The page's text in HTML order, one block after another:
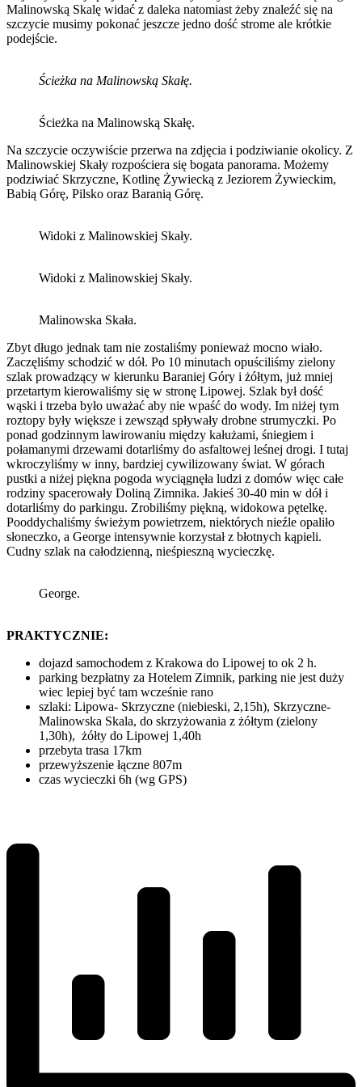
Malinowską Skalę widać z daleka natomiast żeby znaleźć się na
szczycie musimy pokonać jeszcze jedno dość strome ale krótkie
podejście.
Ścieżka na Malinowską Skałę.
Ścieżka na Malinowską Skałę.
Na szczycie oczywiście przerwa na zdjęcia i podziwianie okolicy. Z
Malinowskiej Skały rozpościera się bogata panorama. Możemy
podziwiać Skrzyczne, Kotlinę Żywiecką z Jeziorem Żywieckim,
Babią Górę, Pilsko oraz Baranią Górę.
Widoki z Malinowskiej Skały.
Widoki z Malinowskiej Skały.
Malinowska Skała.
Zbyt długo jednak tam nie zostaliśmy ponieważ mocno wiało.
Zaczęliśmy schodzić w dół. Po 10 minutach opuściliśmy zielony
szlak prowadzący w kierunku Baraniej Góry i żółtym, już mniej
przetartym kierowaliśmy się w stronę Lipowej. Szlak był dość
wąski i trzeba było uważać aby nie wpaść do wody. Im niżej tym
roztopy były większe i zewsząd spływały drobne strumyczki. Po
ponad godzinnym lawirowaniu między kałużami, śniegiem i
połamanymi drzewami dotarliśmy do asfaltowej leśnej drogi. I tutaj
wkroczyliśmy w inny, bardziej cywilizowany świat. W górach
pustki a niżej piękna pogoda wyciągnęła ludzi z domów więc całe
rodziny spacerowały Doliną Zimnika. Jakieś 30-40 min w dół i
dotarliśmy do parkingu. Zrobiliśmy piękną, widokowa pętelkę.
Pooddychaliśmy świeżym powietrzem, niektórych nieźle opaliło
słoneczko, a George intensywnie korzystał z błotnych kąpieli.
Cudny szlak na całodzienną, nieśpieszną wycieczkę.
George.
PRAKTYCZNIE:
dojazd samochodem z Krakowa do Lipowej to ok 2 h.
parking bezpłatny za Hotelem Zimnik, parking nie jest duży
wiec lepiej być tam wcześnie rano
szlaki: Lipowa- Skrzyczne (niebieski, 2,15h), Skrzyczne-
Malinowska Skala, do skrzyżowania z żółtym (zielony
1,30h), żółty do Lipowej 1,40h
przebyta trasa 17km
przewyższenie łączne 807m
czas wycieczki 6h (wg GPS)